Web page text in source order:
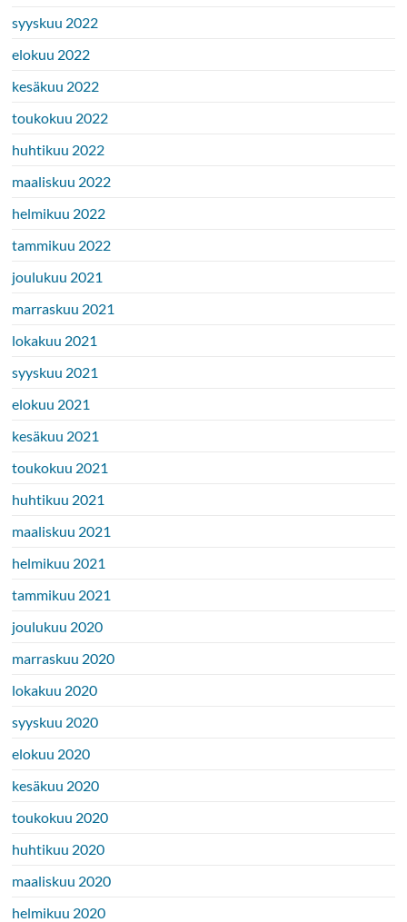
syyskuu 2022
elokuu 2022
kesäkuu 2022
toukokuu 2022
huhtikuu 2022
maaliskuu 2022
helmikuu 2022
tammikuu 2022
joulukuu 2021
marraskuu 2021
lokakuu 2021
syyskuu 2021
elokuu 2021
kesäkuu 2021
toukokuu 2021
huhtikuu 2021
maaliskuu 2021
helmikuu 2021
tammikuu 2021
joulukuu 2020
marraskuu 2020
lokakuu 2020
syyskuu 2020
elokuu 2020
kesäkuu 2020
toukokuu 2020
huhtikuu 2020
maaliskuu 2020
helmikuu 2020